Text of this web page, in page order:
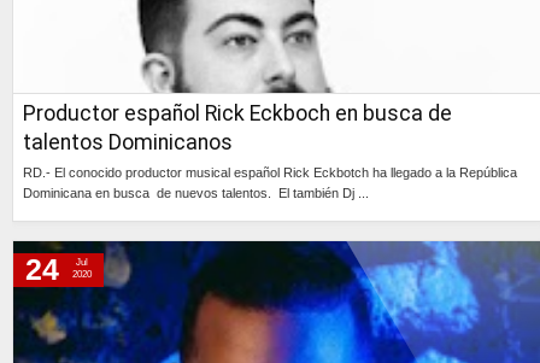
Productor español Rick Eckboch en busca de
talentos Dominicanos
RD.- El conocido productor musical español Rick Eckbotch ha llegado a la República
Dominicana en busca de nuevos talentos. El también Dj ...
24
Jul
2020